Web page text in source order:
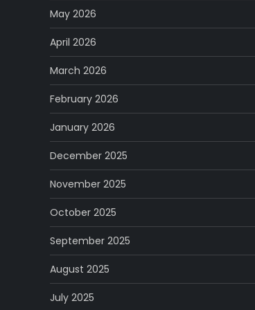
May 2026
April 2026
March 2026
February 2026
January 2026
December 2025
November 2025
October 2025
September 2025
August 2025
July 2025